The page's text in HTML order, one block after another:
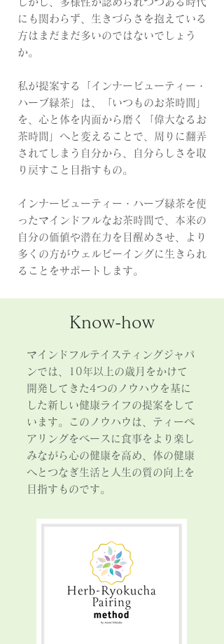
にも関わらず、生きづらさを抱えている
方はまだまだ多いのではないでしょう
か。
私が提案する「インナービューティー・
ハーブ緑茶」は、「いつものお茶時間」
を、心と体を内面から磨く「偉大なるお
茶時間」へと変えることで、周りに翻弄
されてしまう自分から、自分らしさを取
り戻すこと目指すもの。
インナービューティー・ハーブ緑茶を使
ったマインドフルなお茶時間で、本来の
自分の価値や潜在力を目醒めさせ、より
多くの方がウェルビーイングに生きられ
ることをサポートします。
Know-how
マインドフルテイスティングジャパ
ンでは、10年以上の歳月をかけて
開発してきた4つのノウハウを基に
した新しい健康ライフの提案をして
います。このノウハウは、ティーペ
アリングをベースに食事をより楽し
みながら心の健康を高め、体の健康
へとつなぎ生活と人生の質の向上を
目指すものです。